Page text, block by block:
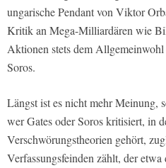
ungarische Pendant von Viktor
Kritik an Mega-Milliardären wie
Aktionen stets dem
Soros.
Längst ist es nicht mehr Meinung,
wer Gates oder Soros kritisiert, in
Verschwörungstheorien gehört,
Verfassungsfeinden zählt, der